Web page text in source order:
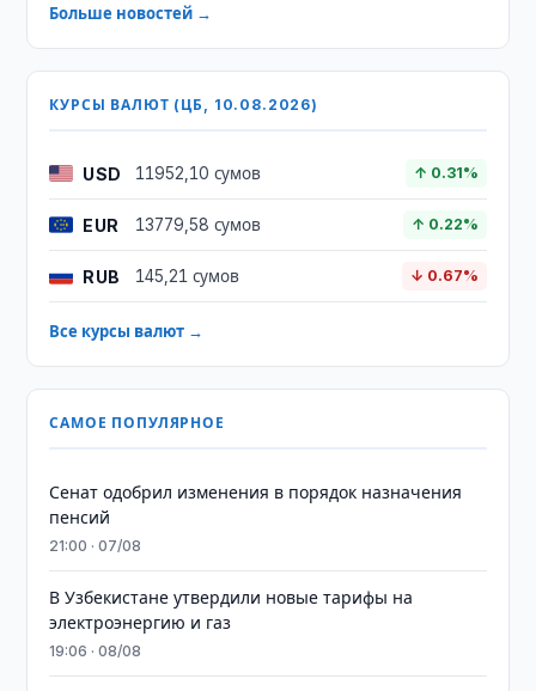
Больше новостей →
КУРСЫ ВАЛЮТ (ЦБ, 10.08.2026)
USD 11952,10 сумов ↑ 0.31%
EUR 13779,58 сумов ↑ 0.22%
RUB 145,21 сумов ↓ 0.67%
Все курсы валют →
САМОЕ ПОПУЛЯРНОЕ
Сенат одобрил изменения в порядок назначения
пенсий
21:00 · 07/08
В Узбекистане утвердили новые тарифы на
электроэнергию и газ
19:06 · 08/08